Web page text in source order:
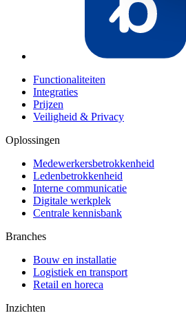
Functionaliteiten
Integraties
Prijzen
Veiligheid & Privacy
Oplossingen
Medewerkersbetrokkenheid
Ledenbetrokkenheid
Interne communicatie
Digitale werkplek
Centrale kennisbank
Branches
Bouw en installatie
Logistiek en transport
Retail en horeca
Inzichten